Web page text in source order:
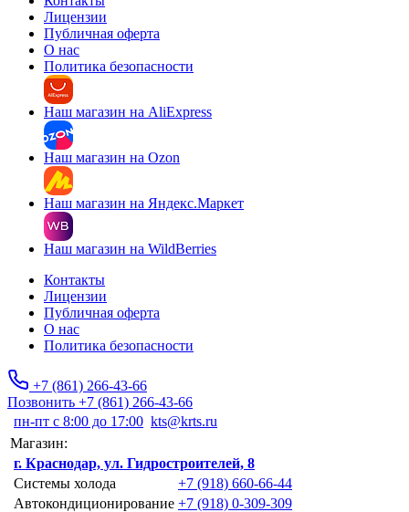
Лицензии
Публичная оферта
О нас
Политика безопасности
Наш магазин на AliExpress
Наш магазин на Ozon
Наш магазин на Яндекс.Маркет
Наш магазин на WildBerries
Контакты
Лицензии
Публичная оферта
О нас
Политика безопасности
+7 (861) 266-43-66
Позвонить +7 (861) 266-43-66
пн-пт с 8:00 до 17:00 kts@krts.ru
Магазин:
г. Краснодар, ул. Гидростроителей, 8
Системы холода
+7 (918) 660-66-44
Автокондиционирование +7 (918) 0-309-309